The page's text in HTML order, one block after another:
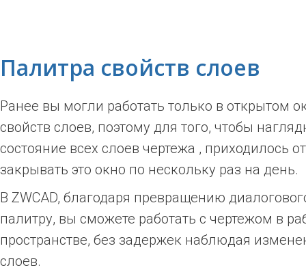
Палитра свойств слоев
Ранее вы могли работать только в открытом
свойств слоев, поэтому для того, чтобы
состояние всех слоев чертежа , приходилось
закрывать это окно по нескольку раз на день.
В ZWCAD, благодаря превращению
палитру, вы сможете работать с чертежом в
пространстве, без задержек наблюдая
слоев.